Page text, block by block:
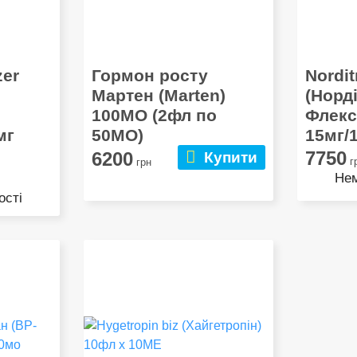
Гормон росту
Мартен (Marten)
100МО (2фл по
50МО)
6200грн Купити 7750